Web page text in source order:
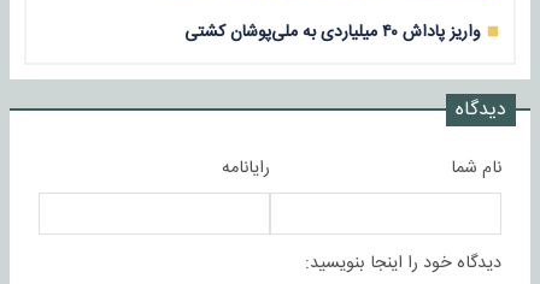
واریز پاداش ۴۰ میلیاردی به ملی‌پوشان کشتی
دیدگاه
نام شما رایانامه
دیدگاه خود را اینجا بنویسید: